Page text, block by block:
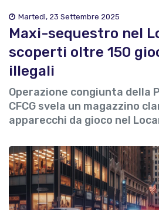
Martedì, 23 Settembre 2025
Maxi-sequestro nel
scoperti oltre 150
illegali
Operazione congiunta della
CFCG svela un magazzino
apparecchi da gioco nel